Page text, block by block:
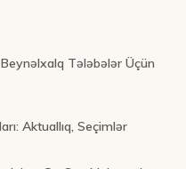
Tələbələr Üçün
Aktuallıq, Seçimlər